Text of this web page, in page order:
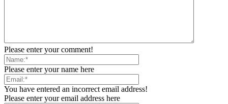
Please enter your comment!
Please enter your name here
You have entered an incorrect email address!
Please enter your email address here